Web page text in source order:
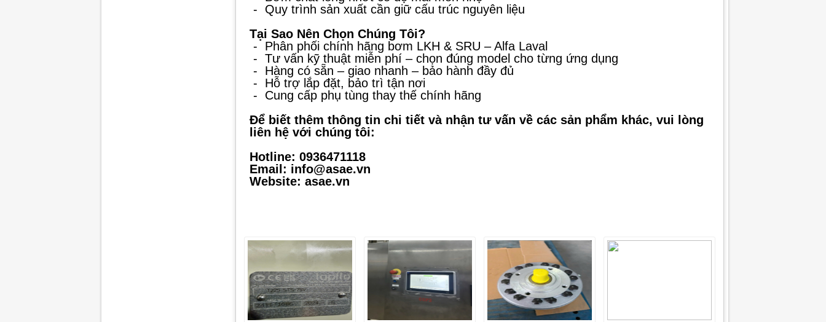
- Quy trình sản xuất cần giữ cấu trúc nguyên liệu
Tại Sao Nên Chọn Chúng Tôi?
- Phân phối chính hãng bơm LKH & SRU – Alfa Laval
- Tư vấn kỹ thuật miễn phí – chọn đúng model cho từng ứng dụng
- Hàng có sẵn – giao nhanh – bảo hành đầy đủ
- Hỗ trợ lắp đặt, bảo trì tận nơi
- Cung cấp phụ tùng thay thế chính hãng
Để biết thêm thông tin chi tiết và nhận tư vấn về các sản phẩm khác, vui lòng
liên hệ với chúng tôi:
Hotline: 0936471118
Email: info@asae.vn
Website: asae.vn